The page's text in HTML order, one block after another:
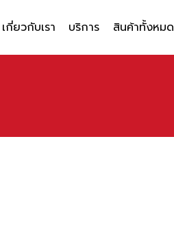
เกี่ยวกับเรา บริการ สินค้าทั้งหมด